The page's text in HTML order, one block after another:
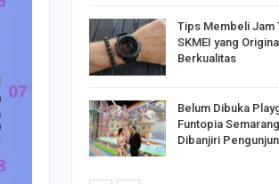
Johar
Minta
Langkah
Net
Tips Membeli Jam
SKMEI yang
Berkualitas
Belum Dibuka
Funtopia Semarang
Dibanjiri